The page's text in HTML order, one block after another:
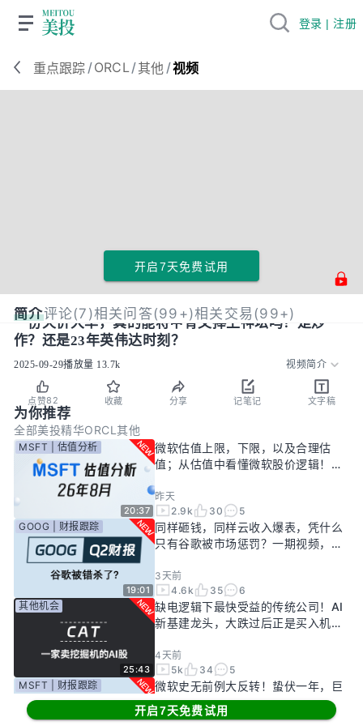
重点跟踪 /ORCL/其他 /视频
开启7天免费试用
简介评论(7)相关问答(99+)相关交易(99+)
一份天价大单，真的能将甲骨文捧上神坛吗？是炒
作？还是23年英伟达时刻？
2025-09-29播放量 13.7k 视频简介
点赞82 收藏 分享 记笔记 文字稿
为你推荐
全部美投精华ORCL其他
20:37
MSFT | 估值分析
微软估值上限，下限，以及合理估
值；从估值中看懂微软股价逻辑！
昨天
2.9k
30 5
19:01
GOOG | 财报跟踪
同样砸钱，同样云收入爆表，凭什么
只有谷歌被市场惩罚？一期视频，告
3天前
4.6k
35 6
25:43
其他机会
缺电逻辑下最快受益的传统公司！AI
新基建龙头，大跌过后正是买入机
4天前
5k
34
5
MSFT | 财报跟踪
微软史无前例大反转！蛰伏一年，巨
头终于准备好起飞了？
开启7天免费试用
登录 | 注册